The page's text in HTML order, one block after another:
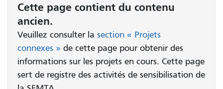
Cette page contient du contenu
ancien.
Veuillez consulter la section « Projets
connexes » de cette page pour obtenir des
informations sur les projets en cours. Cette page
sert de registre des activités de sensibilisation de